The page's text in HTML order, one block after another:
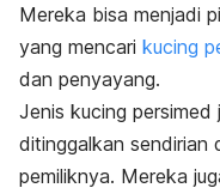
Mereka bisa menjadi
yang mencari kucing
dan penyayang.
Jenis kucing
ditinggalkan sendirian
pemiliknya. Mereka